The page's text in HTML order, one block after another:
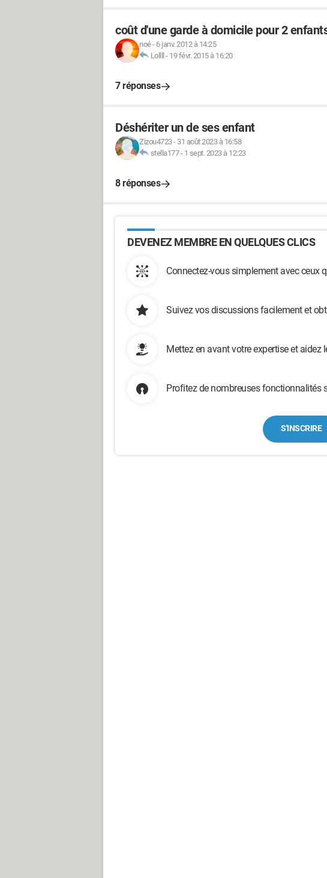
coût d'une garde à domicile pour 2
noé- 6 janv. 2012 à 14:25
Lollll
- 19 févr. 2015 à 16:20
7 réponses
Déshériter un de ses enfant
Zizou4723- 31 août 2023 à 16:58
stella177- 1 sept. 2023 à 12:23
8 réponses
DEVENEZ MEMBRE EN QUELQUES CLICS
Connectez-vous simplement avec ceux
Suivez vos discussions facilement et
Mettez en avant votre expertise et aidez
Profitez de nombreuses fonctionnalités
S'INSCRIRE